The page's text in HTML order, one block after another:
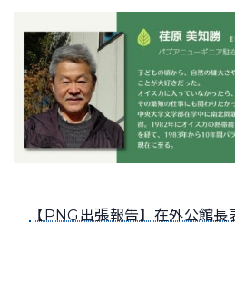
【PNG出張報告】在外公館